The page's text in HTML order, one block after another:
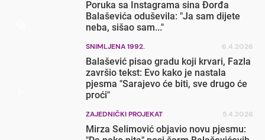
Poruka sa Instagrama sina Đorđa
Balaševića oduševila: "Ja sam dijete
neba, sišao sam..."
SNIMLJENA 1992. 6.4.2026
Balašević pisao gradu koji krvari, Fazla
završio tekst: Evo kako je nastala
pjesma "Sarajevo će biti, sve drugo će
proći"
ZAJEDNIČKI PROJEKAT 5.4.2026
Mirza Selimović objavio novu pjesmu: